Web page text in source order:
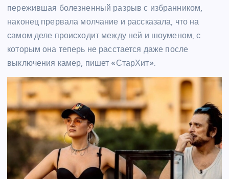
пережившая болезненный разрыв с избранником,
наконец прервала молчание и рассказала, что на
самом деле происходит между ней и шоуменом, с
которым она теперь не расстается даже после
выключения камер, пишет «СтарХит».